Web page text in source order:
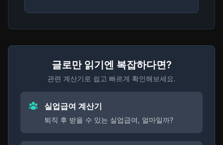
글로만 읽기엔 복잡하다면?
관련 계산기로 쉽고 빠르게 확인해보세요.
실업급여 계산기
퇴직 후 받을 수 있는 실업급여, 얼마일까?